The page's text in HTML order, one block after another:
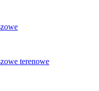
terenowe